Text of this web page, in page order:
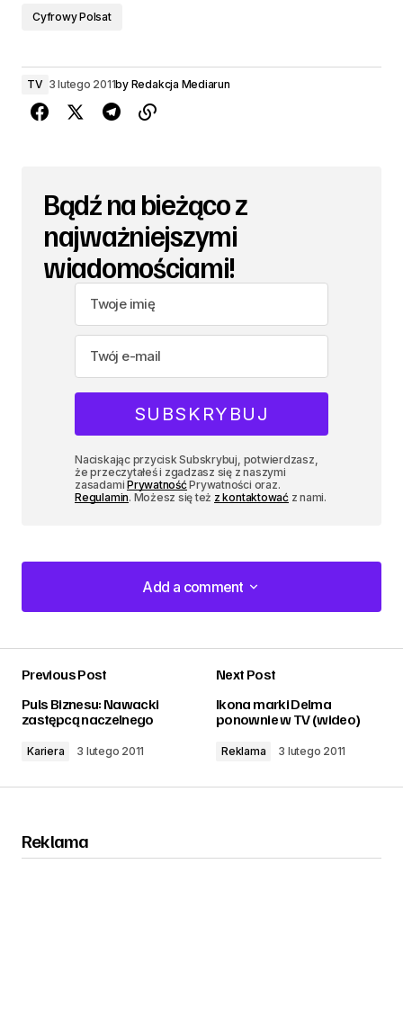
Cyfrowy Polsat
TV 3 lutego 2011by Redakcja Mediarun
Bądź na bieżąco z
najważniejszymi
wiadomościami!
Naciskając przycisk Subskrybuj, potwierdzasz,
że przeczytałeś i zgadzasz się z naszymi
zasadamiPrywatnośćPrywatności oraz.
Regulamin. Możesz się też z kontaktowaćz nami.
Add a comment
Add a comment
Previous Post
Puls Biznesu: Nawacki
zastępcą naczelnego
Kariera 3 lutego 2011
Next Post
Ikona marki Delma
ponownie w TV (wideo)
Reklama 3 lutego 2011
Reklama